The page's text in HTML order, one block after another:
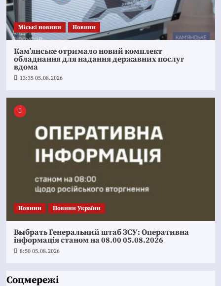
Mіські новини Новини
Кам’янське отримало новий комплект
обладнання для надання державних послуг
вдома
13:35 05.08.2026
Новини Новини України
Выбрать Генеральний штаб ЗСУ: Оперативна
інформація станом на 08.00 05.08.2026
8:50 05.08.2026
Соцмережі